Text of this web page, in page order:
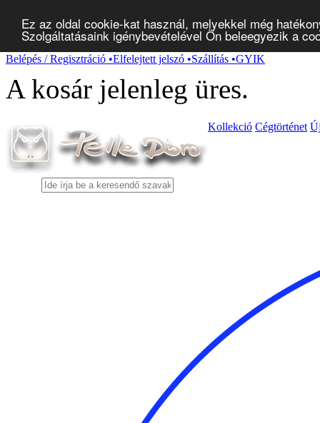
Ez az oldal cookie-kat használ, melyekkel még
Szolgáltatásaink igénybevételével Ön beleegyezik a
Belépés / Regisztráció •Elfelejtett jelszó •Szállítás •GYIK
A kosár jelenleg üres.
Kollekció Cégtörténet